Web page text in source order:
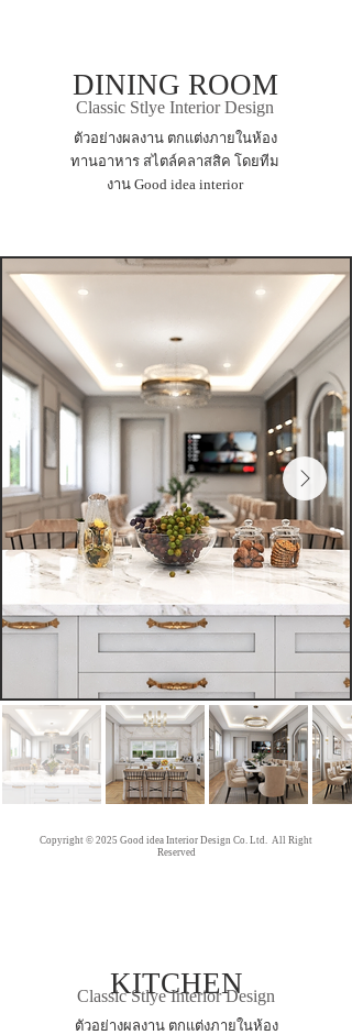
DINING ROOM
Classic Stlye Interior Design
ตัวอย่างผลงาน ตกแต่งภายในห้อง
ทานอาหาร สไตล์คลาสสิค โดยทีม
งาน Good idea interior
Copyright © 2025 Good idea Interior Design Co. Ltd. All Right
Reserved
KITCHEN
Classic Stlye Interior Design
ตัวอย่างผลงาน ตกแต่งภายในห้อง